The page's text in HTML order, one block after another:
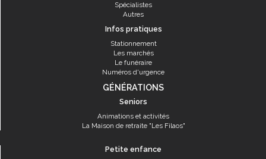
Spécialistes
Autres
Infos pratiques
Stationnement
Les marchés
Le funéraire
Numéros d'urgence
GÉNÉRATIONS
Seniors
Animations et activités
La Maison de retraite "Les Filaos"
Petite enfance